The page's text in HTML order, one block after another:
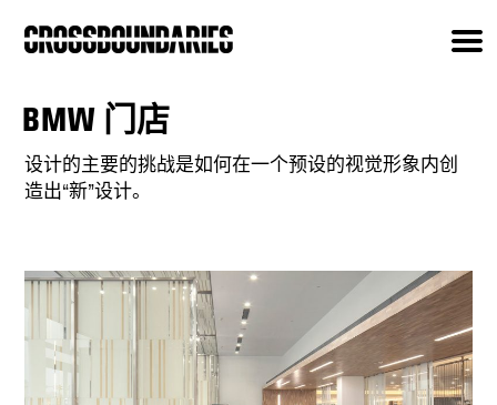
BMW 门店
设计的主要的挑战是如何在一个预设的视觉形象内创
造出“新”设计。